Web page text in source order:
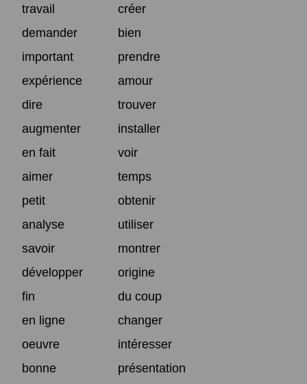
travail
créer
demander
bien
important
prendre
expérience
amour
dire
trouver
augmenter
installer
en fait
voir
aimer
temps
petit
obtenir
analyse
utiliser
savoir
montrer
développer
origine
fin
du coup
en ligne
changer
oeuvre
intéresser
bonne
présentation